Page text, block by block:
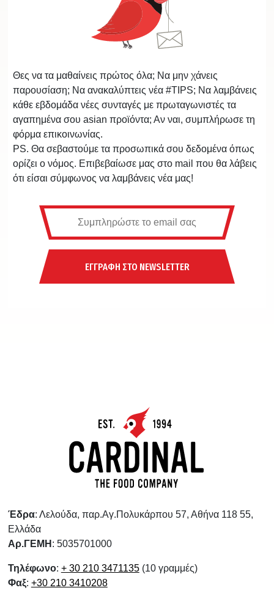
Θες να τα μαθαίνεις πρώτος όλα; Να μην χάνεις
παρουσίαση; Να ανακαλύπτεις νέα #TIPS; Να λαμβάνεις
κάθε εβδομάδα νέες συνταγές με πρωταγωνιστές τα
αγαπημένα σου asian προϊόντα; Αν ναι, συμπλήρωσε τη
φόρμα επικοινωνίας.
PS. Θα σεβαστούμε τα προσωπικά σου δεδομένα όπως
ορίζει ο νόμος. Επιβεβαίωσε μας στο mail που θα λάβεις
ότι είσαι σύμφωνος να λαμβάνεις νέα μας!
ΕΓΓΡΑΦΗ ΣΤΟ NEWSLETTER
Έδρα: Λελούδα, παρ.Αγ.Πολυκάρπου 57, Αθήνα 118 55,
Ελλάδα
Αρ.ΓΕΜΗ : 5035701000
Τηλέφωνο: + 30 210 3471135(10 γραμμές)
Φαξ: +30 210 3410208